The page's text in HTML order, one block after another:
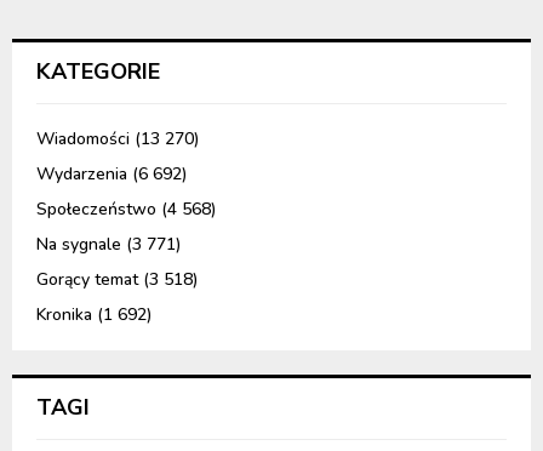
KATEGORIE
Wiadomości (13 270)
Wydarzenia (6 692)
Społeczeństwo (4 568)
Na sygnale (3 771)
Gorący temat(3 518)
Kronika (1 692)
TAGI